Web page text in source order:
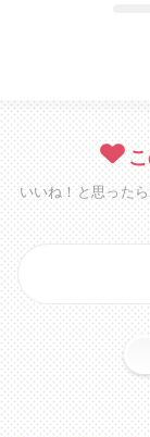
いいね！と思った